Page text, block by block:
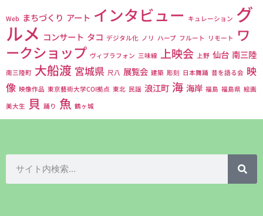
Web まちづくり アート インタビュー キュレーション グ
ルメ コンサート タコ デジタル化 ノリ ハープ フルート リモート
ワ
ークショップ ヴィブラフォン 三味線 上映会 上野 仙台 南三陸
南三陸町 大船渡 宮城県 尺八 展覧会 建築 彫刻 日本舞踊 昔を語る会 映
像 映像作品 東京藝術大学COI拠点 東北 民謡 浪江町 海 海岸 福島 福島県 絵画
美大生 貝 踊り 魚 鶴ヶ城